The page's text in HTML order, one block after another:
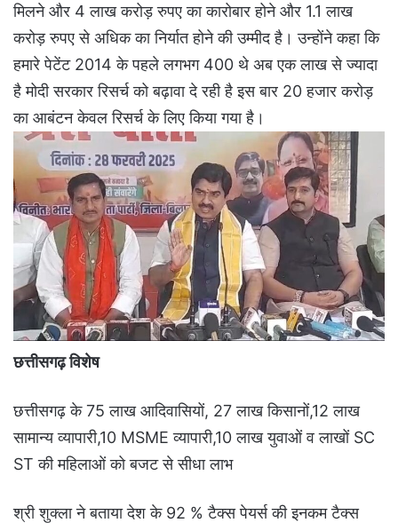
मिलने और 4 लाख करोड़ रुपए का कारोबार होने और 1.1 लाख
करोड़ रुपए से अधिक का निर्यात होने की उम्मीद है। उन्होंने कहा कि
हमारे पेटेंट 2014 के पहले लगभग 400 थे अब एक लाख से ज्यादा
है मोदी सरकार रिसर्च को बढ़ावा दे रही है इस बार 20 हजार करोड़
का आबंटन केवल रिसर्च के लिए किया गया है।
छत्तीसगढ़ विशेष
छत्तीसगढ़ के 75 लाख आदिवासियों, 27 लाख किसानों,12 लाख
सामान्य व्यापारी,10 MSME व्यापारी,10 लाख युवाओं व लाखों SC
ST की महिलाओं को बजट से सीधा लाभ
श्री शुक्ला ने बताया देश के 92 % टैक्स पेयर्स की इनकम टैक्स